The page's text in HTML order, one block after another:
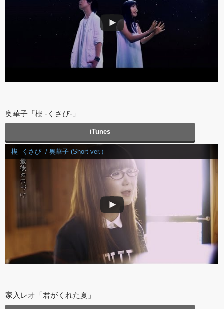
奥華子「楔 ‐くさび-」
iTunes
楔 ‐くさび- / 奥華子 (Short ver.）
家入レオ「君がくれた夏」